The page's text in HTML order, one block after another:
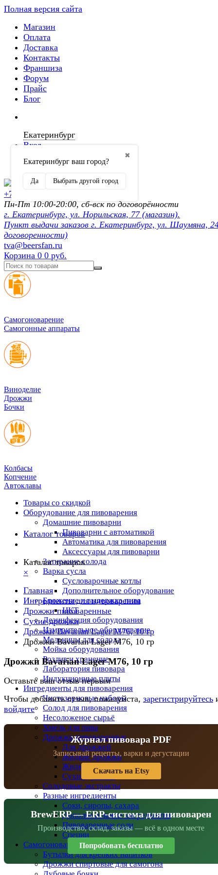
Полная версия сайта
Магазин
Оплата
Доставка
Контакты
Франшиза
Форум
Прайс
Блог
Екатеринбург
✖
Екатеринбург ваш город?
Да Выбрать другой город
Вход
Регистрация
+7 (902) 872-54-70
Пн-Пт 10:00-20:00, сб-вск по договорённости
г. Екатеринбург, ул. Норильская, 77 (магазин).
Пункт выдачи заказов г. Екатеринбург, ул. Шаумяна,
договоренности)
tva@beersfan.ru
Корзина 0 0 руб.
Cамогоноварение
Самогонные аппараты
Виноделие
Дрожжи
Бочки
Колбасы
Копчение
Автоклавы
Товары со скидкой
Оборудование для пивоварения
Домашние пивоварни
Пивоварни с автоматикой
Автоматика для пивоварения
Аксессуары для пивоварни
Затирание солода
Варка сусла
Cусловарочные котлы
Дополнительное оборудование
Брожение и выдержка пива
ЦКТ
Дезинфекция оборудования
Измерительное оборудование
Мельницы для солода
Мойка оборудования
Розлив и хранение
Лаборатория пивовара
Индукционные плиты
Ингредиенты для пивоварения
Чистозерновые наборы
Солод для пивоварения
Несоложеное сырьё
Хмель для пива
Дрожжи пивоваренные
Для дрожжей
Жидкие дрожжи
Жидкие дрожжи BeersFan
Сухие дрожжи
Солодовые экстракты
Разные ингредиенты
Соки, сиропы, сахара
Дополнительные ингредиенты
Пивоваренные соли
Специи
Самогоноварение
Бутылки для крепких напитков
Дрожжи спиртовые для самогона
Каталог товаров
Каталог товаров
×
Главная
Ингредиенты для пивоварения
Дрожжи пивоваренные
Сухие дрожжи
Дрожжи Bavarian Lager M76, 10 гp
Дрожжи Bavarian Lager M76, 10 гp
Дрожжи Bavarian Lager M76, 10 гp
Оставьте ваш отзыв первым
Чтобы добавить отзыв, пожалуйста, зарегистрируйтесь
войдите
Журнал пивовара PDF
Записывай рецепты, варки и дегустации
Скачать на Etsy
BrewERP — ERP-система для пивоварен
Производство, склад, заказы — всё в одном месте
Попробовать бесплатно